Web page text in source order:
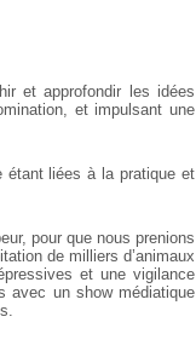
et approfondir les idées
et impulsant une
étant liées à la pratique et
pour que nous prenions
de milliers d’animaux
et une vigilance
avec un show médiatique